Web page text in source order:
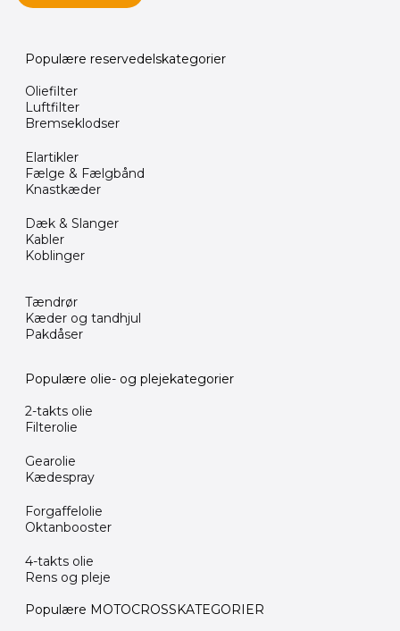
Populære reservedelskategorier
Oliefilter
Luftfilter
Bremseklodser
Elartikler
Fælge & Fælgbånd
Knastkæder
Dæk & Slanger
Kabler
Koblinger
Tændrør
Kæder og tandhjul
Pakdåser
Populære olie- og plejekategorier
2-takts olie
Filterolie
Gearolie
Kædespray
Forgaffelolie
Oktanbooster
4-takts olie
Rens og pleje
Populære MOTOCROSSKATEGORIER